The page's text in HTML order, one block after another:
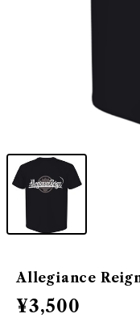
Allegiance Reign
¥3,500